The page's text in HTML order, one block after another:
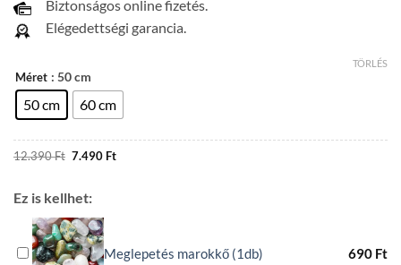
Biztonságos online fizetés.
Elégedettségi garancia.
Méret : 50 cm
50 cm 60 cm
TÖRLÉS
12.390Ft Original
price
7.490 FtCurrent
price
Ez is kellhet:
Meglepetés marokkő (1db) 690 Ft